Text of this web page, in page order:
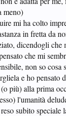
meno)
mi ha colto
in fretta da
dicendogli che
che mi
non so cosa
e ho pensato
più) alla prima
l'umanità
subito speciale